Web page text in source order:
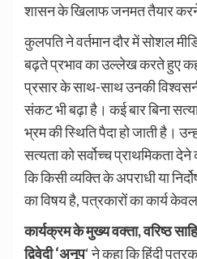
शासन के खिलाफ जनमत तैयार करने
कुलपति ने वर्तमान दौर में सोशल
बढ़ते प्रभाव का उल्लेख करते हुए
प्रसार के साथ-साथ उनकी
संकट भी बढ़ा है। कई बार बिना
भ्रम की स्थिति पैदा हो जाती है।
सत्यता को सर्वोच्च प्राथमिकता
कि किसी व्यक्ति के अपराधी या
का विषय है, पत्रकारों का कार्य
कार्यक्रम के मुख्य वक्ता, वरिष्ठ
द्विवेदी ‘अनूप‘ ने कहा कि हिंदी